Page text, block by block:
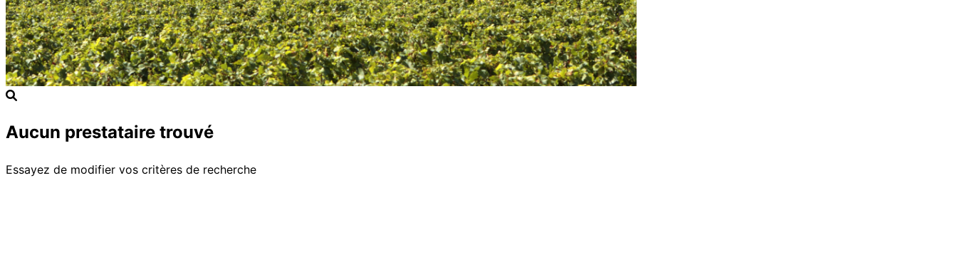
Aucun prestataire trouvé
Essayez de modifier vos critères de recherche